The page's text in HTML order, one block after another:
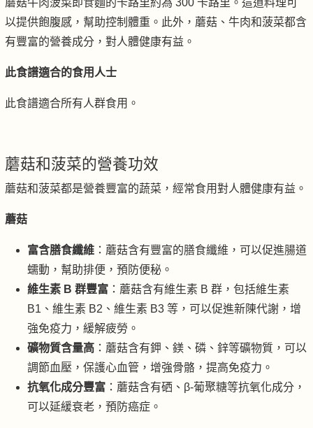
蘑菇牛肉菠菜即食麵的卡路里約為 300 卡路里。這道料理可
以提供飽腹感，幫助控制體重。此外，蘑菇、牛肉和菠菜都含
有豐富的營養成分，對人體健康有益。
此食譜適合的食用人士
此食譜適合所有人群食用。
蘑菇和菠菜的營養功效
蘑菇和菠菜都是營養豐富的蔬菜，經常食用對人體健康有益。
蘑菇
富含膳食纖維 ：蘑菇含有豐富的膳食纖維，可以促進腸道
蠕動，幫助排便，預防便秘。
維生素 B 群豐富 ：蘑菇含有維生素 B 群，包括維生素
B1、維生素 B2、維生素 B3 等，可以促進新陳代謝，增
強免疫力，緩解疲勞。
礦物質含量高 ：蘑菇含有鉀、鎂、磷、鋅等礦物質，可以
調節血壓，保護心血管，增強骨骼，提高免疫力。
抗氧化成分豐富 ：蘑菇含有硒、β-葡聚糖等抗氧化成分，
可以延緩衰老，預防癌症。